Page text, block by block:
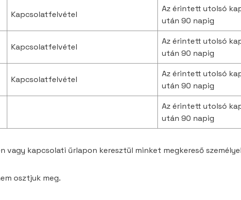
Kapcsolatfelvétel
Az érintett utolsó
után 90 napig
Kapcsolatfelvétel
Az érintett utolsó
után 90 napig
Kapcsolatfelvétel
Az érintett utolsó
után 90 napig
Az érintett utolsó
után 90 napig
vagy kapcsolati űrlapon keresztül minket megkereső
osztjuk meg.